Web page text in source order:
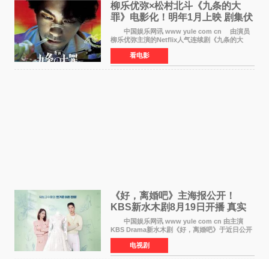
柳乐优弥×松村北斗《九条的大
罪》电影化！明年1月上映 剧集伏
笔将全面揭晓
中国娱乐网讯 www yule com cn 由演员
柳乐优弥主演的Netflix人气连续剧《九条的大
罪》正式宣布改编为电影，将于明年1月8日全国
上映。柳乐优弥与SixTONES松村北斗再度联
手，为观众带来这部
看电影
《好，离婚吧》主海报公开！
KBS新水木剧8月19日开播 真实
离婚体验记来袭
中国娱乐网讯 www yule com cn 由主演
KBS Drama新水木剧《好，离婚吧》于近日公开
主海报，正式进入开播倒计时。 海报中，男
女主角背对背站立，各自望向不同方向，中央的
空白与冷漠的表情
电视剧